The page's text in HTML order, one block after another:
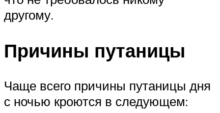
другому.
Причины путаницы
Чаще всего причины путаницы дня
с ночью кроются в следующем: